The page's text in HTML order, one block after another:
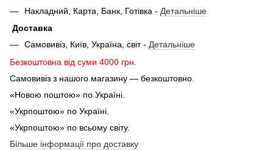
Накладний, Карта, Банк, Готівка - Детальніше
Доставка
Самовивіз, Київ, Україна, світ - Детальніше
Безкоштовна від суми 4000 грн.
Самовивіз з нашого магазину — безкоштовно.
«Новою поштою» по Україні.
«Укрпоштою» по Україні.
«Укрпоштою» по всьому світу.
Більше інформації про доставку